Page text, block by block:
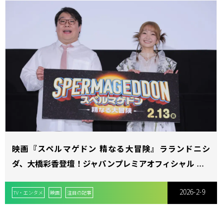
映画『スペルマゲドン 精なる大冒険』ラランドニシ
ダ、大橋彩香登壇！ジャパンプレミアオフィシャルレポ
TV・エンタメ 映画 注目の記事 2026-2-9